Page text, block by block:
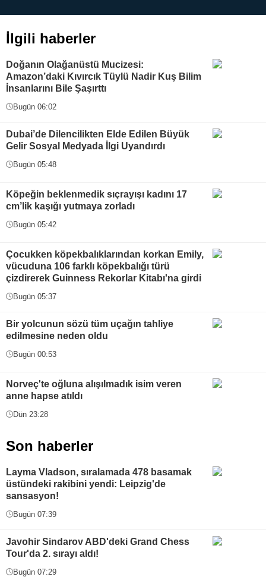
İlgili haberler
Doğanın Olağanüstü Mucizesi:
Amazon’daki Kıvırcık Tüylü Nadir Kuş Bilim
İnsanlarını Bile Şaşırttı
Bugün 06:02
Dubai’de Dilencilikten Elde Edilen Büyük
Gelir Sosyal Medyada İlgi Uyandırdı
Bugün 05:48
Köpeğin beklenmedik sıçrayışı kadını 17
cm’lik kaşığı yutmaya zorladı
Bugün 05:42
Çocukken köpekbalıklarından korkan Emily,
vücuduna 106 farklı köpekbalığı türü
çizdirerek Guinness Rekorlar Kitabı'na girdi
Bugün 05:37
Bir yolcunun sözü tüm uçağın tahliye
edilmesine neden oldu
Bugün 00:53
Norveç'te oğluna alışılmadık isim veren
anne hapse atıldı
Dün 23:28
Son haberler
Layma Vladson, sıralamada 478 basamak
üstündeki rakibini yendi: Leipzig'de
sansasyon!
Bugün 07:39
Javohir Sindarov ABD'deki Grand Chess
Tour'da 2. sırayı aldı!
Bugün 07:29